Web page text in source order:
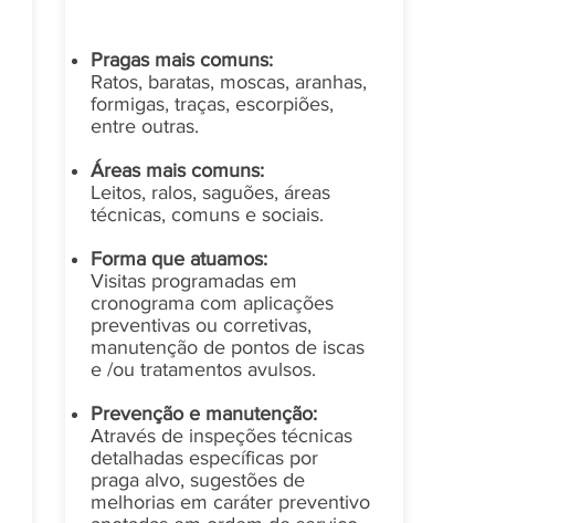
Pragas mais comuns:
Ratos, baratas, moscas, aranhas,
formigas, traças, escorpiões,
entre outras.
Áreas mais comuns:
Leitos, ralos, saguões, áreas
técnicas, comuns e sociais.
Forma que atuamos:
Visitas programadas em
cronograma com aplicações
preventivas ou corretivas,
manutenção de pontos de iscas
e /ou tratamentos avulsos.
Prevenção e manutenção:
Através de inspeções técnicas
detalhadas específicas por
praga alvo, sugestões de
melhorias em caráter preventivo